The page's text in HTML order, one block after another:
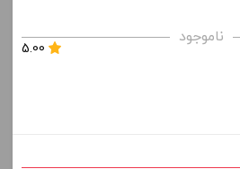
و نمایش قیمت ، گزینه های محصول را
ناموجود
5.00